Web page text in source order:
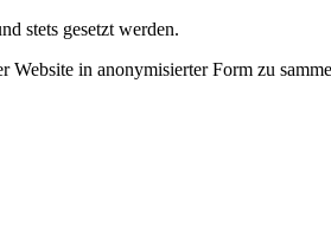
stets gesetzt werden.
Website in anonymisierter Form zu